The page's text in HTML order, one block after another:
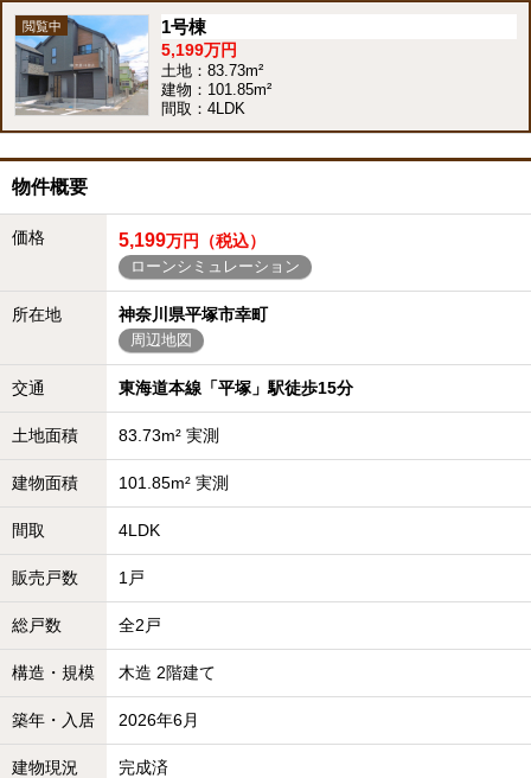
1号棟
5,199万円
土地：83.73m²
建物：101.85m²
間取：4LDK
物件概要
価格 5,199万円（税込）
ローンシミュレーション
所在地 神奈川県平塚市幸町
周辺地図
交通 東海道本線「平塚」駅徒歩15分
土地面積 83.73m² 実測
建物面積 101.85m² 実測
間取 4LDK
販売戸数 1戸
総戸数 全2戸
構造・規模 木造 2階建て
築年・入居 2026年6月
建物現況 完成済